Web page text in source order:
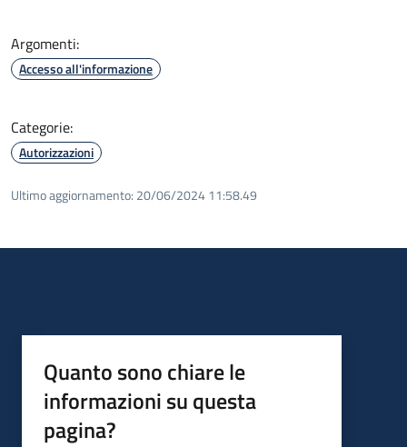
Argomenti:
Accesso all'informazione
Categorie:
Autorizzazioni
Ultimo aggiornamento: 20/06/2024 11:58.49
Quanto sono chiare le
informazioni su questa
pagina?